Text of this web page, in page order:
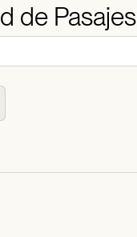
de Pasajes